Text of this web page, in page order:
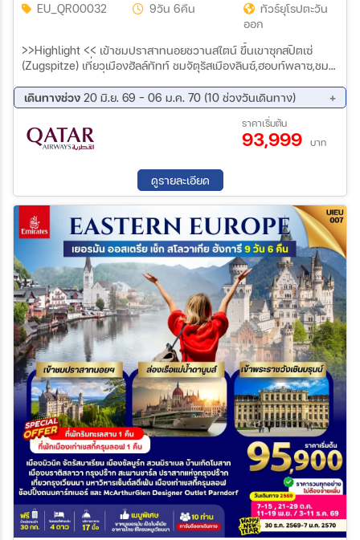
EU_QR00032 9วัน 6คืน
ทัวร์ยุโรปตะวัน
ออก
>>Highlight << เข้าชมปราสาทนอยชวานสไตน์ ขึ้นเขาซุกสปิตเซ่
(Zugspitze) เที่ยวเมืองฮัลล์ทัทท์ ชมจัตุรัสเมืองลินซ์,ฮอบท์พลาซ,ชม
วิตุส , สะพานชาลส์ ล่องแม่น้ำดานูบ แม่น้ำสายโรแมนติก เข้าชม
ภายใน พระราชวังเชรินน์บรุนน์
เดินทางช่วง 20 มิ.ย. 69 - 06 ม.ค. 70 (10 ช่วงวันเดินทาง)
12 ก.ย. 69 - 20 ก.ย. 69
10 ต.ค. 69 - 18 ต.ค. 69
17 ต.ค. 69 - 25 ต.ค. 69
14 พ.ย. 69 - 22 พ.ย. 69
28 พ.ย. 69 - 06 ธ.ค. 69
18 ธ.ค. 69 - 26 ธ.ค. 69
29 ธ.ค. 69 - 06 ม.ค. 70
ราคาเริ่มต้น
93,999 บาท
ดูรายละเอียด